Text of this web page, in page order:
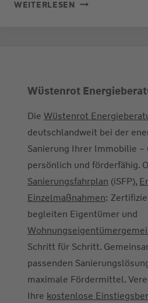
WEITERLESEN GEBÄUDE-
Wüstenrot
Die Wüstenrot
deutschlandweit bei der
Sanierung Ihrer Immobilie –
persönlich und förderfähig.
Sanierungsfahrplan (iSFP),
Einzelmaßnahmen:
begleiten Eigentümer und
Schritt für Schritt.
passenden
maximale Fördermittel.
Ihre kostenlose